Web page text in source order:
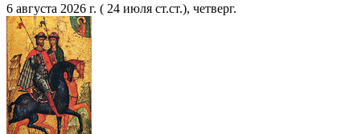
6 августа 2026 г. ( 24 июля ст.ст.), четверг.